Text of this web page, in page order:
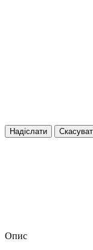
Надіслати
Опис